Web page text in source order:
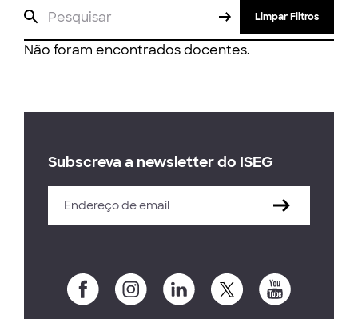
Limpar Filtros
Não foram encontrados docentes.
Subscreva a newsletter do ISEG